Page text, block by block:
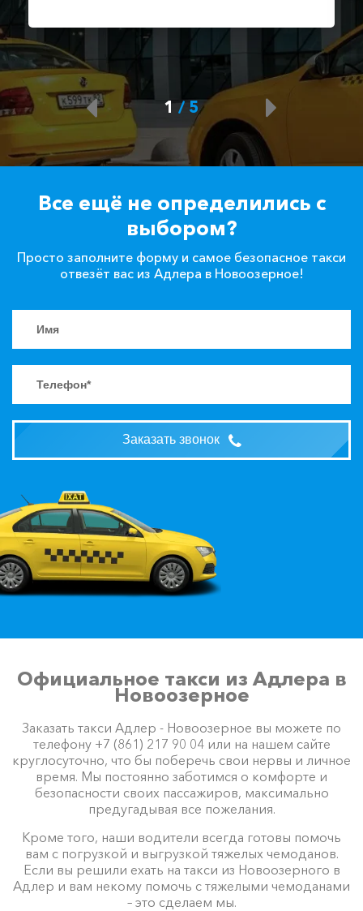
1/ 5
Все ещё не определились с
выбором?
Просто заполните форму и самое безопасное такси
отвезёт вас из Адлера в Новоозерное!
Заказать звонок
Официальное такси из Адлера в
Новоозерное
Заказать такси Адлер - Новоозерное вы можете по
телефону +7 (861) 217 90 04 или на нашем сайте
круглосуточно, что бы поберечь свои нервы и личное
время. Мы постоянно заботимся о комфорте и
безопасности своих пассажиров, максимально
предугадывая все пожелания.
Кроме того, наши водители всегда готовы помочь
вам с погрузкой и выгрузкой тяжелых чемоданов.
Если вы решили ехать на такси из Новоозерного в
Адлер и вам некому помочь с тяжелыми чемоданами
– это сделаем мы.